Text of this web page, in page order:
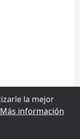
la mejor
Más información